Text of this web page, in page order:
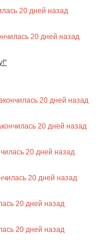
20 дней назад
20 дней назад
20 дней назад
20 дней назад
20 дней назад
20 дней назад
20 дней назад
20 дней назад